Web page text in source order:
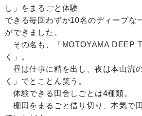
し」をまるごと体験
できる毎回わずか10名のディープな
ができました。
その名も、「MOTOYAMA DEEP
く」。
昼は仕事に精を出し、夜は本山流
く」でとことん笑う。
体験できる田舎しごとは4種類。
棚田をまるごと借り切り、本気で